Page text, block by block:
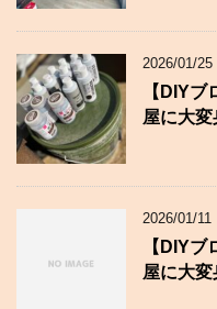
2026/01/25
【DIY
屋に大
2026/01/11
【DIY
屋に大